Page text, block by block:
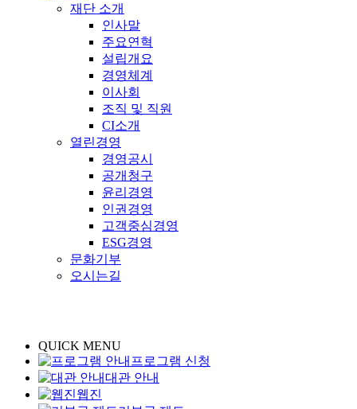
재단 소개
인사말
주요연혁
설립개요
경영체계
이사회
조직 및 직원
CI소개
열린경영
경영공시
공개청구
윤리경영
인권경영
고객중심경영
ESG경영
문화기부
오시는길
QUICK MENU
프로그램 신청
대관 안내
웹진